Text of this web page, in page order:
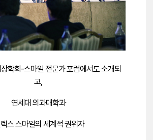
학회-스마일 전문가 포럼에서도 소개되
고,
연세대 의과대학과
스 스마일의 세계적 권위자